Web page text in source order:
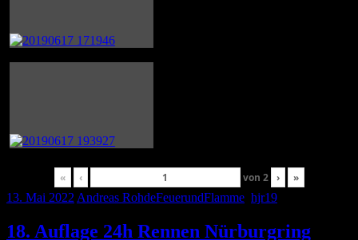
« ‹ von 2 ›
»
13. Mai 2022 Andreas RohdeFeuerundFlamme hjr19
18. Auflage 24h Rennen Nürburgring